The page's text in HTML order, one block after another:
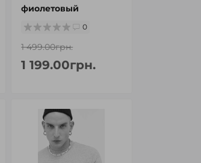
фиолетовый
0
1 499.00грн.
1 199.00грн.